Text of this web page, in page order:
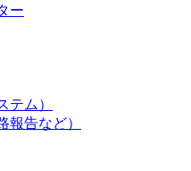
ー
テム）
報告など）